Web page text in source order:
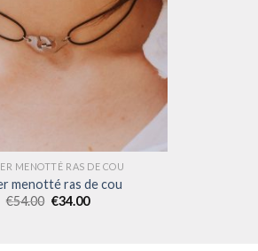
MENOTTÉ RAS DE COU
menotté ras de cou
€54.00 €34.00